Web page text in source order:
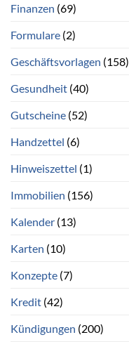
Finanzen (69)
Formulare (2)
Geschäftsvorlagen (158)
Gesundheit (40)
Gutscheine (52)
Handzettel (6)
Hinweiszettel (1)
Immobilien (156)
Kalender (13)
Karten (10)
Konzepte (7)
Kredit (42)
Kündigungen (200)